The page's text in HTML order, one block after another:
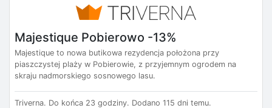
Majestique Pobierowo -13%
Majestique to nowa butikowa rezydencja położona przy
piaszczystej plaży w Pobierowie, z przyjemnym ogrodem na
skraju nadmorskiego sosnowego lasu.
Triverna. Do końca 23 godziny. Dodano 115 dni temu.